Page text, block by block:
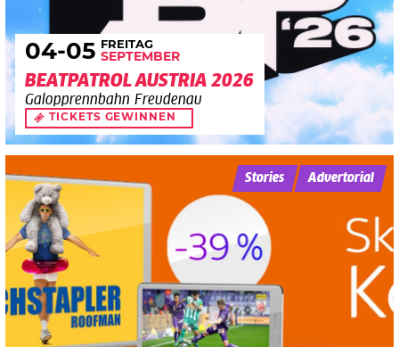
04-05 FREITAG
SEPTEMBER
BEATPATROL AUSTRIA 2026
Galopprennbahn Freudenau
TICKETS GEWINNEN
Stories Advertorial